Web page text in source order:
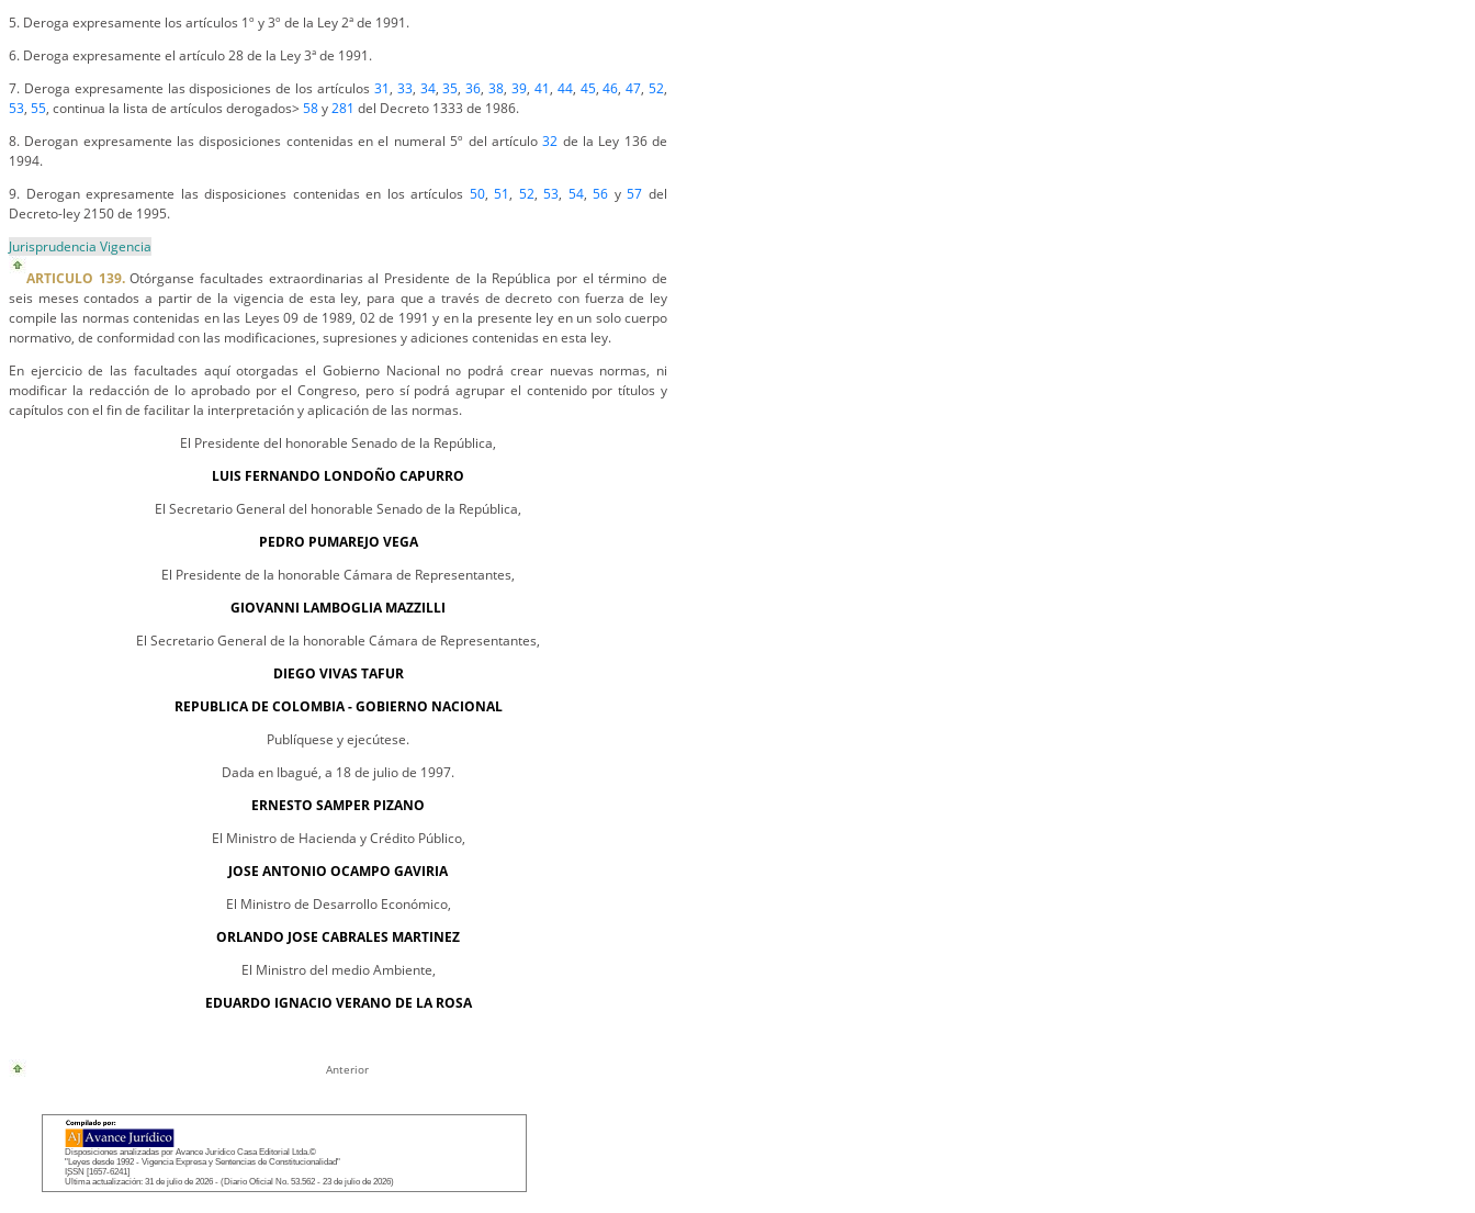
5. Deroga expresamente los artículos 1º y 3º de la Ley 2ª de 1991.
6. Deroga expresamente el artículo 28 de la Ley 3ª de 1991.
7. Deroga expresamente las disposiciones de los artículos 31, 33, 34,35,36,38, 39, 41, 44, 45,46,47,52,
53, 55, continua la lista de artículos derogados> 58y281 del Decreto 1333 de 1986.
8. Derogan expresamente las disposiciones contenidas en el numeral 5º del artículo32 de la Ley 136 de
1994.
9. Derogan expresamente las disposiciones contenidas en los artículos 50,51, 52,53, 54,56 y57 del
Decreto-ley 2150 de 1995.
Jurisprudencia Vigencia
ARTICULO 139.Otórganse facultades extraordinarias al Presidente de la República por el término de
seis meses contados a partir de la vigencia de esta ley, para que a través de decreto con fuerza de ley
compile las normas contenidas en las Leyes 09 de 1989, 02 de 1991 y en la presente ley en un solo cuerpo
normativo, de conformidad con las modificaciones, supresiones y adiciones contenidas en esta ley.
En ejercicio de las facultades aquí otorgadas el Gobierno Nacional no podrá crear nuevas normas, ni
modificar la redacción de lo aprobado por el Congreso, pero sí podrá agrupar el contenido por títulos y
capítulos con el fin de facilitar la interpretación y aplicación de las normas.
El Presidente del honorable Senado de la República,
LUIS FERNANDO LONDOÑO CAPURRO
El Secretario General del honorable Senado de la República,
PEDRO PUMAREJO VEGA
El Presidente de la honorable Cámara de Representantes,
GIOVANNI LAMBOGLIA MAZZILLI
El Secretario General de la honorable Cámara de Representantes,
DIEGO VIVAS TAFUR
REPUBLICA DE COLOMBIA - GOBIERNO NACIONAL
Publíquese y ejecútese.
Dada en Ibagué, a 18 de julio de 1997.
ERNESTO SAMPER PIZANO
El Ministro de Hacienda y Crédito Público,
JOSE ANTONIO OCAMPO GAVIRIA
El Ministro de Desarrollo Económico,
ORLANDO JOSE CABRALES MARTINEZ
El Ministro del medio Ambiente,
EDUARDO IGNACIO VERANO DE LA ROSA
Anterior
Disposiciones analizadas por Avance Jurídico Casa Editorial Ltda.©
"Leyes desde 1992 - Vigencia Expresa y Sentencias de Constitucionalidad"
ISSN [1657-6241]
Última actualización: 31 de julio de 2026 - (Diario Oficial No. 53.562 - 23 de julio de 2026)